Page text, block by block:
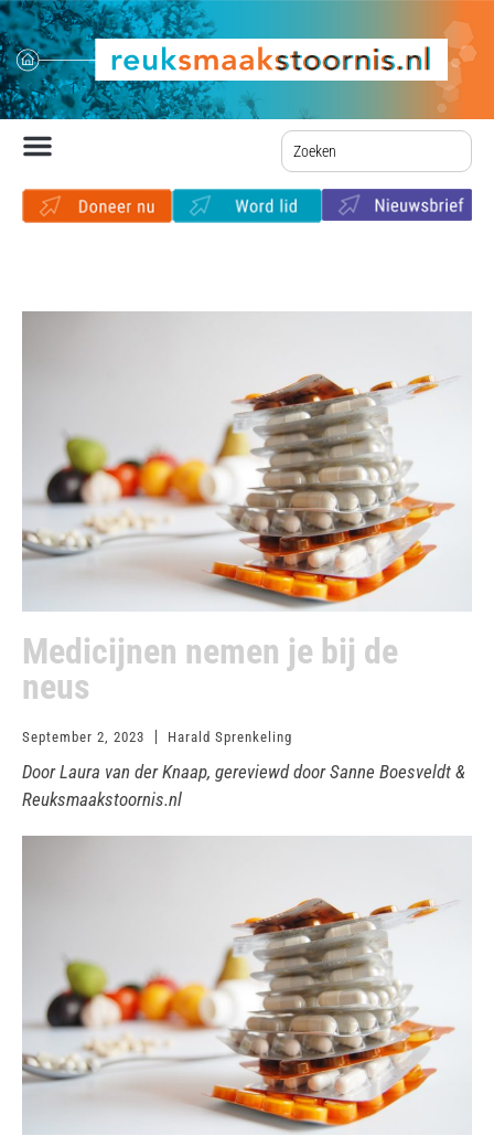
Medicijnen nemen je bij de
neus
September 2, 2023 Harald Sprenkeling
Door Laura van der Knaap, gereviewd door Sanne Boesveldt &
Reuksmaakstoornis.nl